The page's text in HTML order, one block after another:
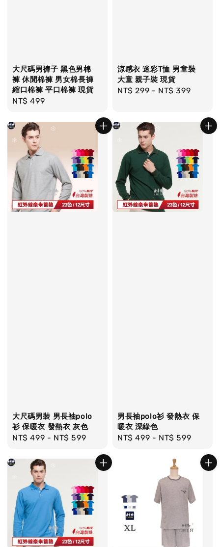
大尺碼男褲子 黑色男棉
褲 休閒棉褲 男女棉長褲
縮口棉褲 平口棉褲 現貨
Regular
NT$ 499
涼感衣 迷彩T恤 男童裝
大童 親子裝 現貨
Regular
NT$ 299 - NT$ 399
大尺碼男裝 男長袖polo
衫 保暖衣 發熱衣 灰色
Regular
NT$ 499 - NT$ 599
男長袖polo衫 發熱衣 保
暖衣 深綠色
Regular
NT$ 499 - NT$ 599